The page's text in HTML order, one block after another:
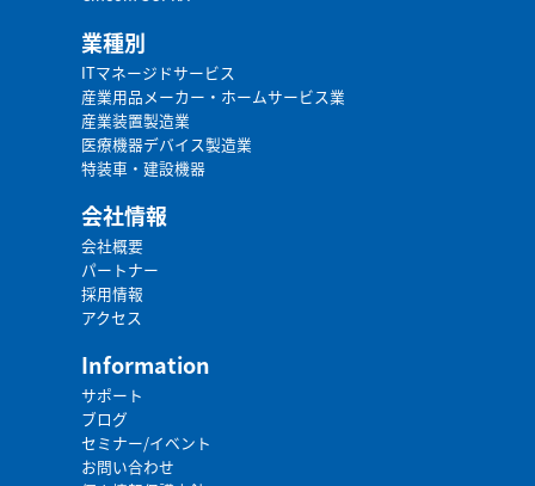
業種別
ITマネージドサービス
産業用品メーカー・ホームサービス業
産業装置製造業
医療機器デバイス製造業
特装車・建設機器
会社情報
会社概要
パートナー
採用情報
アクセス
Information
サポート
ブログ
セミナー/イベント
お問い合わせ